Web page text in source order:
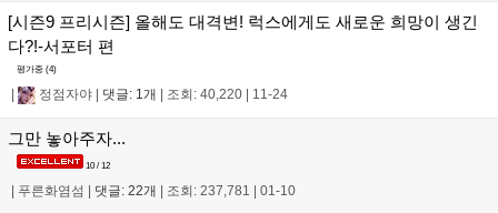
[시즌9 프리시즌] 올해도 대격변! 럭스에게도 새로운 희망이 생긴
다?!-서포터 편
평가중 (4)
정점자야 댓글: 1개 조회: 40,220 11-24
그만 놓아주자...
10 / 12
푸른화염섬 댓글: 22개 조회: 237,781 01-10